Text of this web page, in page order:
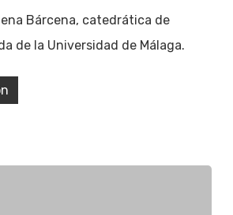
Bárcena, catedrática de
de la Universidad de Málaga.